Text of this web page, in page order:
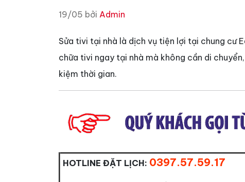
19/05 bởi Admin
Sửa tivi tại nhà là dịch vụ tiện lợi tại chung cư
chữa tivi ngay tại nhà mà không cần di
kiệm thời gian.
HOTLINE ĐẶT LỊCH: 0397.57.59.17